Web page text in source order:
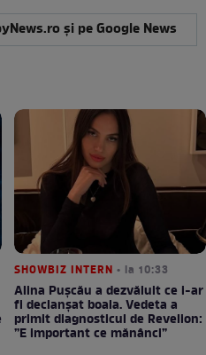
și pe Google News
SHOWBIZ INTERN • la 10:33
Alina Pușcău a dezvăluit ce i-ar
fi declanșat boala. Vedeta a
primit diagnosticul de Revelion:
”E important ce mănânci”